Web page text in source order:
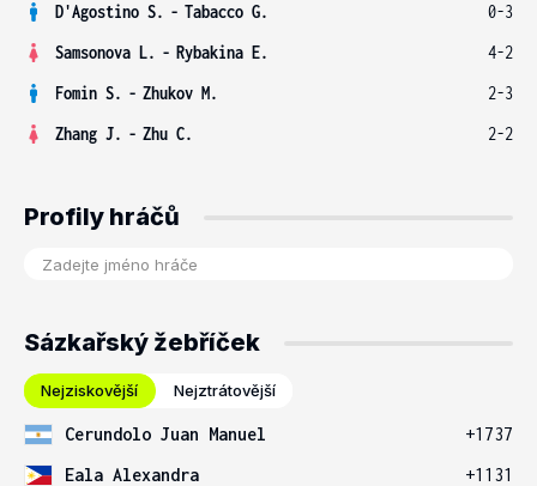
D'Agostino S. - Tabacco G.
0-3
Samsonova L. - Rybakina E.
4-2
Fomin S. - Zhukov M.
2-3
Zhang J. - Zhu C. 2-2
Profily hráčů
Sázkařský žebříček
Nejziskovější Nejztrátovější
Cerundolo Juan Manuel
+1737
Eala Alexandra
+1131